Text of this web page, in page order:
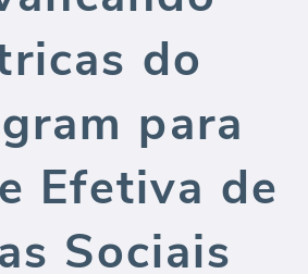
do
para
Efetiva de
Sociais